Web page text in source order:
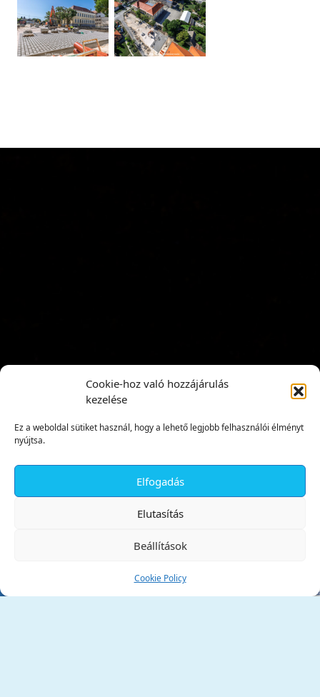
Cookie-hoz való hozzájárulás
kezelése
Ez a weboldal sütiket használ, hogy a lehető legjobb felhasználói élményt
nyújtsa.
Elfogadás
Elutasítás
Beállítások
Cookie Policy
Tata Város Önkormányzata
✕